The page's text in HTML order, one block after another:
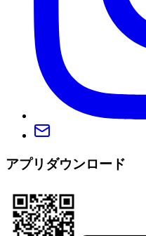
アプリダウンロード